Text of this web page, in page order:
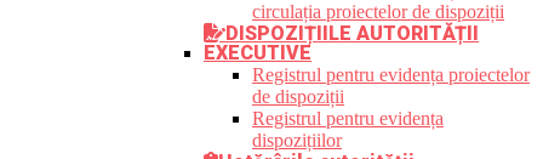
circulația proiectelor de dispoziții
DISPOZIȚIILE AUTORITĂȚII
EXECUTIVE
Registrul pentru evidența proiectelor
de dispoziții
Registrul pentru evidența
dispozițiilor